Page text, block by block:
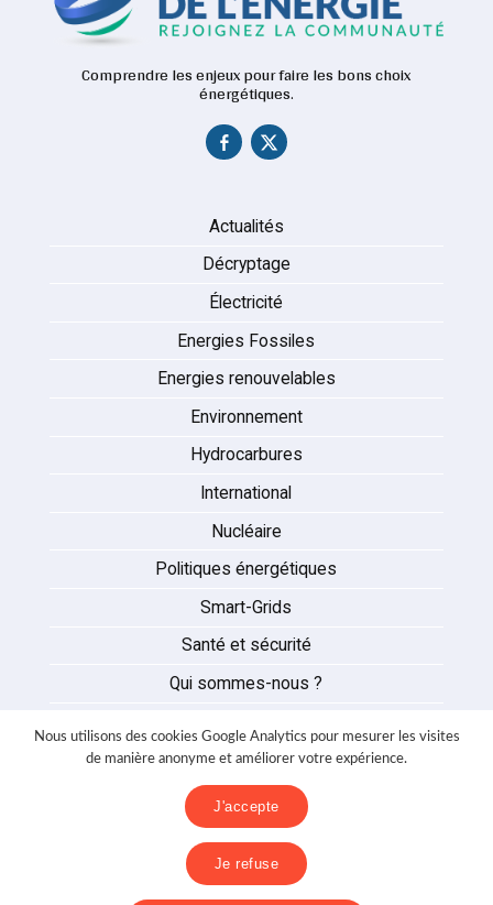
Comprendre les enjeux pour faire les bons choix
énergétiques.
Actualités
Décryptage
Électricité
Energies Fossiles
Energies renouvelables
Environnement
Hydrocarbures
International
Nucléaire
Politiques énergétiques
Smart-Grids
Santé et sécurité
Qui sommes-nous ?
Partenaires
Nous contacter
Politique de confidentialité
Nous utilisons des cookies Google Analytics pour mesurer les visites
de manière anonyme et améliorer votre expérience.
J'accepte
Je refuse